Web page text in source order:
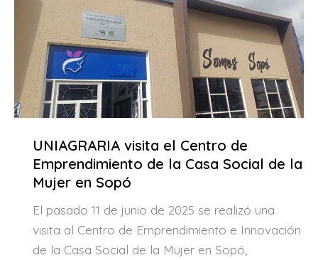
UNIAGRARIA visita el Centro de
Emprendimiento de la Casa Social de la
Mujer en Sopó
El pasado 11 de junio de 2025 se realizó una
visita al Centro de Emprendimiento e Innovación
de la Casa Social de la Mujer en Sopó,